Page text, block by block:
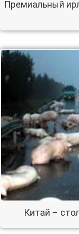
Премиальный
Китай –